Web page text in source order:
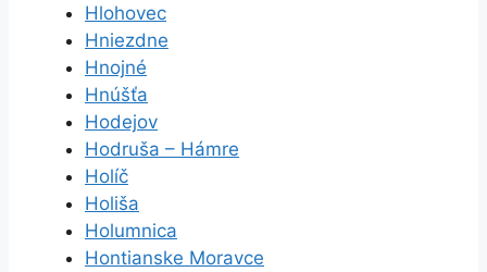
Hlohovec
Hniezdne
Hnojné
Hnúšťa
Hodejov
Hodruša – Hámre
Holíč
Holiša
Holumnica
Hontianske Moravce